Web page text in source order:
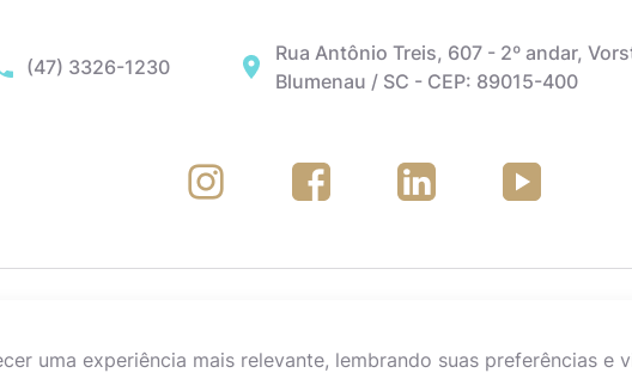
(47) 3326-1230
Rua Antônio Treis, 607 - 2º andar,
Blumenau / SC - CEP: 89015-400
uma experiência mais relevante, lembrando suas preferências e